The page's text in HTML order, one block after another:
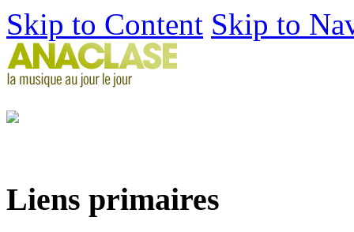
Skip to Content Skip to
Liens primaires